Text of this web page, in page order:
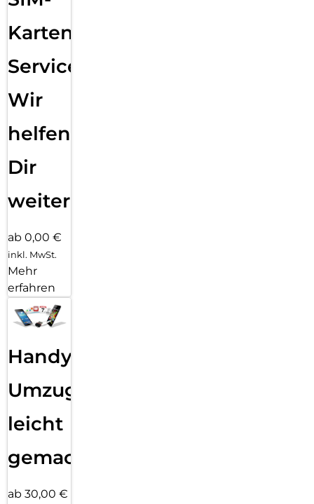
Karten
Service:
Wir
helfen
Dir
weiter
ab 0,00 €
inkl. MwSt.
Mehr
erfahren
Handy
Umzug
leicht
gemacht!
ab 30,00 €